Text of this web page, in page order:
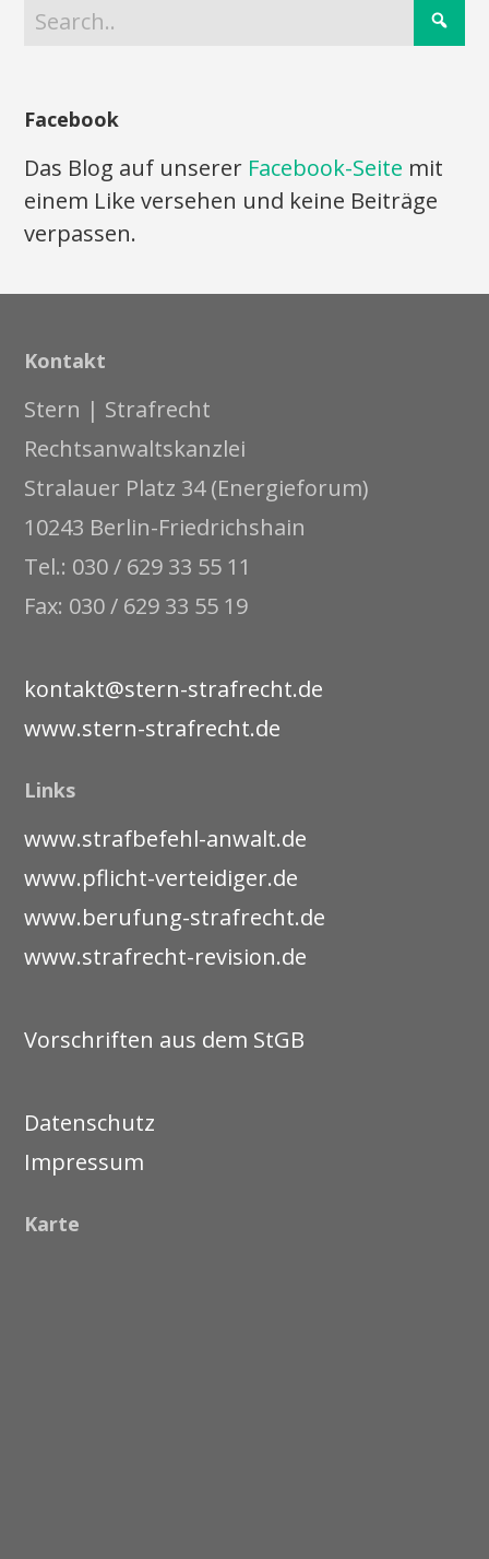
Facebook
Das Blog auf unserer Facebook-Seite mit
einem Like versehen und keine Beiträge
verpassen.
Kontakt
Stern | Strafrecht
Rechtsanwaltskanzlei
Stralauer Platz 34 (Energieforum)
10243 Berlin-Friedrichshain
Tel.: 030 / 629 33 55 11
Fax: 030 / 629 33 55 19
kontakt@stern-strafrecht.de
www.stern-strafrecht.de
Links
www.strafbefehl-anwalt.de
www.pflicht-verteidiger.de
www.berufung-strafrecht.de
www.strafrecht-revision.de
Vorschriften aus dem StGB
Datenschutz
Impressum
Karte